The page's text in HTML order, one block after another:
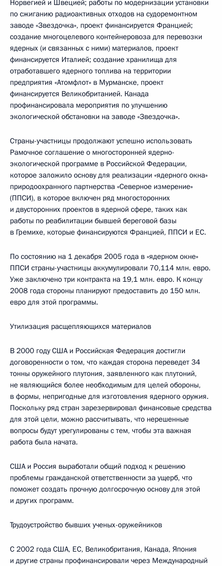
Норвегией и Швецией; работы по модернизации установки
по сжиганию радиоактивных отходов на судоремонтном
заводе «Звездочка», проект финансируется Францией;
создание многоцелевого контейнеровоза для перевозки
ядерных (и связанных с ними) материалов, проект
финансируется Италией; создание хранилища для
отработавшего ядерного топлива на территории
предприятия «Атомфлот» в Мурманске, проект
финансируется Великобританией. Канада
профинансировала мероприятия по улучшению
экологической обстановки на заводе «Звездочка».
Страны-участницы продолжают успешно использовать
Рамочное соглашение о многосторонней ядерно-
экологической программе в Российской Федерации,
которое заложило основу для реализации «ядерного окна»
природоохранного партнерства «Северное измерение»
(ППСИ), в которое включен ряд многосторонних
и двусторонних проектов в ядерной сфере, таких как
работы по реабилитации бывшей береговой базы
в Гремихе, которые финансируются Францией, ППСИ и ЕС.
По состоянию на 1 декабря 2005 года в «ядерном окне»
ППСИ страны-участницы аккумулировали 70,114 млн. евро.
Уже заключено три контракта на 19,1 млн. евро. К концу
2008 года стороны планируют предоставить до 150 млн.
евро для этой программы.
Утилизация расщепляющихся материалов
В 2000 году США и Российская Федерация достигли
договоренности о том, что каждая сторона переведет 34
тонны оружейного плутония, заявленного как плутоний,
не являющийся более необходимым для целей обороны,
в формы, непригодные для изготовления ядерного оружия.
Поскольку ряд стран зарезервировал финансовые средства
для этой цели, можно рассчитывать, что нерешенные
вопросы будут урегулированы с тем, чтобы эта важная
работа была начата.
США и Россия выработали общий подход к решению
проблемы гражданской ответственности за ущерб, что
поможет создать прочную долгосрочную основу для этой
и других программ.
Трудоустройство бывших ученых-оружейников
С 2002 года США, ЕС, Великобритания, Канада, Япония
и другие страны профинансировали через Международный